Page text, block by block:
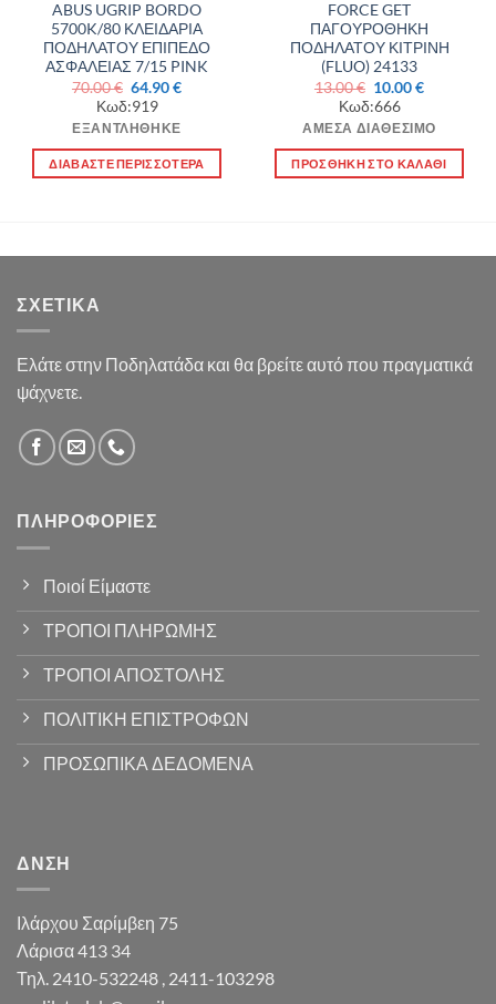
ABUS UGRIP BORDO
5700K/80 ΚΛΕΙΔΑΡΙΑ
ΠΟΔΗΛΑΤΟΥ ΕΠΙΠΕΔΟ
ΑΣΦΑΛΕΙΑΣ 7/15 PINK
70.00€ Original
price
was:
70.00 €.
64.90€Η
Κωδ:919
ΕΞΑΝΤΛΉΘΗΚΕ
ΔΙΑΒΆΣΤΕ ΠΕΡΙΣΣΌΤΕΡΑ
FORCE GET
ΠΑΓΟΥΡΟΘΗΚΗ
ΠΟΔΗΛΑΤΟΥ ΚΙΤΡΙΝΗ
(FLUO) 24133
13.00€ Original
price
was:
13.00 €.
10.00€Η
είναι:
Κωδ:666
ΆΜΕΣΑ ΔΙΑΘΈΣΙΜΟ
ΠΡΟΣΘΉΚΗ ΣΤΟ ΚΑΛΆΘΙ
ΣΧΕΤΙΚΆ
Ελάτε στην Ποδηλατάδα και θα βρείτε αυτό που πραγματικά
ψάχνετε.
ΠΛΗΡΟΦΟΡΊΕΣ
Ποιοί Είμαστε
ΤΡΟΠΟΙ ΠΛΗΡΩΜΗΣ
ΤΡΟΠΟΙ ΑΠΟΣΤΟΛΗΣ
ΠΟΛΙΤΙΚΗ ΕΠΙΣΤΡΟΦΩΝ
ΠΡΟΣΩΠΙΚΑ ΔΕΔΟΜΕΝΑ
ΔΝΣΗ
Ιλάρχου Σαρίμβεη 75
Λάρισα 413 34
Τηλ. 2410-532248 , 2411-103298